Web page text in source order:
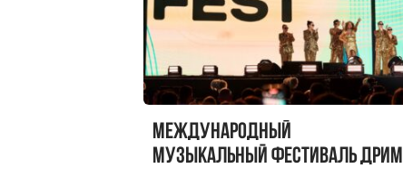
Международный
музыкальный фестиваль ДРИМ